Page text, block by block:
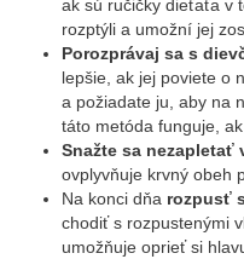
ak sú ručičky dieťaťa v
rozptýli a umožní jej
Porozprávaj sa s
lepšie, ak jej poviete o
a požiadate ju, aby na
táto metóda funguje,
Snažte sa nezapletať
ovplyvňuje krvný obeh
Na konci dňa rozpusť
chodiť s rozpustenými
umožňuje oprieť si